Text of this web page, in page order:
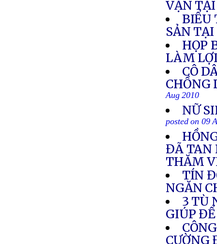
VẬN
BIỂU
SẢN
HỌP
LÀM
CÔ
CHỒNG
Aug 2010
NỮ
posted on 09
ĐÃ TAN
THĂM
TÍN
NGĂN
3 TÙ
GIÚP
CƯỜNG